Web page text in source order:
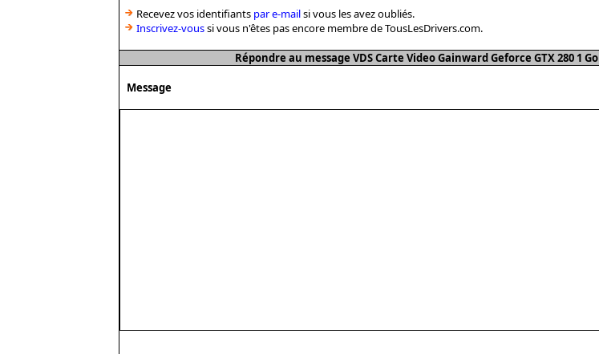
Recevez vos identifiants par e-mailsi vous les avez oubliés.
Inscrivez-voussi vous n'êtes pas encore membre de TousLesDrivers.com.
Répondre au message VDS Carte Video Gainward Geforce GTX 280 1 Go
Message